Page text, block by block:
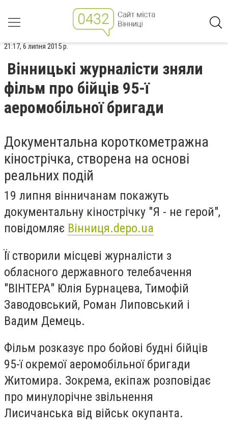
21:17, 6 липня 2015 р.
Вінницькі журналісти зняли
фільм про бійців 95-ї
аеромобільної бригади
Документальна короткометражна
кінострічка, створена на основі
реальних подій
19 липня вінничанам покажуть
документальну кінострічку "Я - не герой",
повідомляє Вінниця.depo.ua
Її створили місцеві журналісти з
обласного державного телебачення
"ВІНТЕРА" Юлія Бурнацева, Тимофій
Заводовський, Роман Липовський і
Вадим Демець.
Фільм розказує про бойові будні бійців
95-ї окремої аеромобільної бригади
Житомира. Зокрема, екіпаж розповідає
про минулорічне звільнення
Лисичанська від військ окупанта.